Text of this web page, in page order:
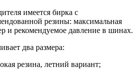
имеется бирка с
резины: максимальная
и рекомендуемое давление в шинах.
два размера:
резина, летний вариант;